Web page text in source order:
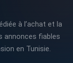
à l’achat et la
annonces fiables
en Tunisie.